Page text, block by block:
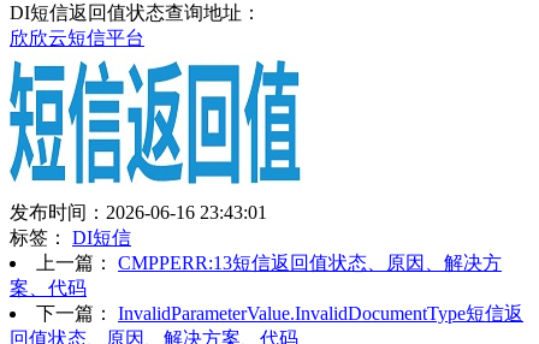
DI短信返回值状态查询地址：
欣欣云短信平台
发布时间：2026-06-16 23:43:01
标签： DI短信
上一篇： CMPPERR:13短信返回值状态、原因、解决方
案、代码
下一篇： InvalidParameterValue.InvalidDocumentType短信返
回值状态、原因、解决方案、代码